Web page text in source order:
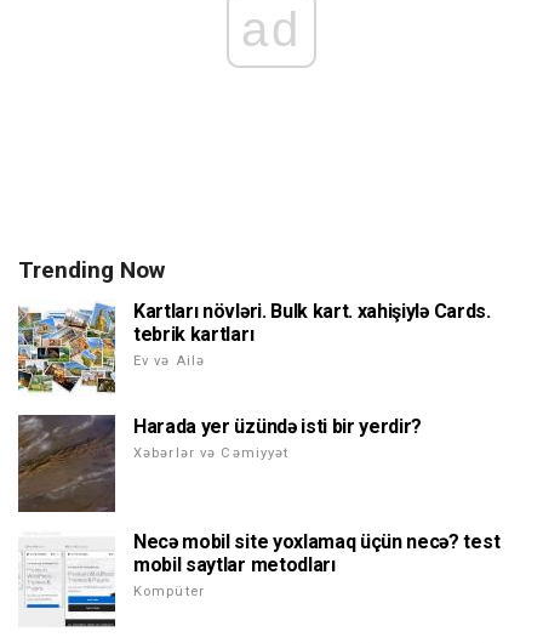
ad
Trending Now
Kartları növləri. Bulk kart. xahişiylə Cards.
tebrik kartları
Ev və Ailə
Harada yer üzündə isti bir yerdir?
Xəbərlər və Cəmiyyət
Necə mobil site yoxlamaq üçün necə? test
mobil saytlar metodları
Kompüter